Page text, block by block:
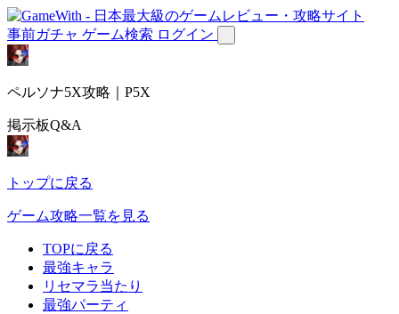
事前ガチャ ゲーム検索 ログイン
ペルソナ5X攻略｜P5X
掲示板Q&A
トップに戻る
ゲーム攻略一覧を見る
TOPに戻る
最強キャラ
リセマラ当たり
最強パーティ